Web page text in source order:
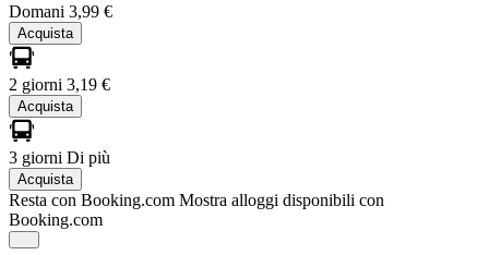
Domani 3,99 €
Acquista
2 giorni 3,19 €
Acquista
3 giorni Di più
Acquista
Resta con Booking.com Mostra alloggi disponibili con
Booking.com